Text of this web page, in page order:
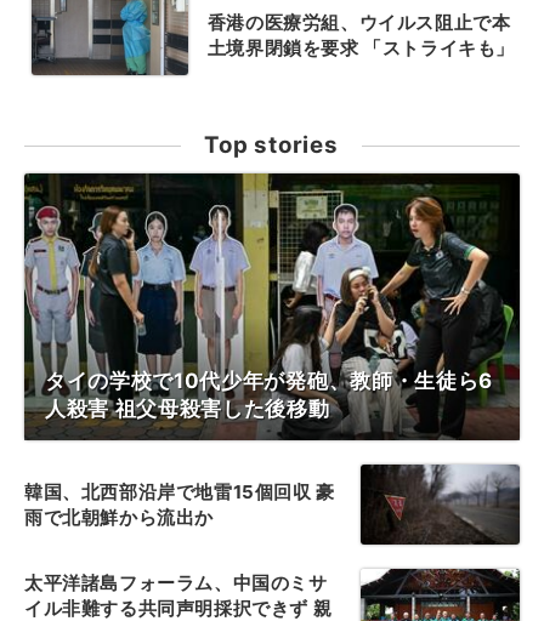
香港の医療労組、ウイルス阻止で本
土境界閉鎖を要求 「ストライキも」
Top stories
タイの学校で10代少年が発砲、教師・生徒ら6
人殺害 祖父母殺害した後移動
韓国、北西部沿岸で地雷15個回収 豪
雨で北朝鮮から流出か
太平洋諸島フォーラム、中国のミサ
イル非難する共同声明採択できず 親